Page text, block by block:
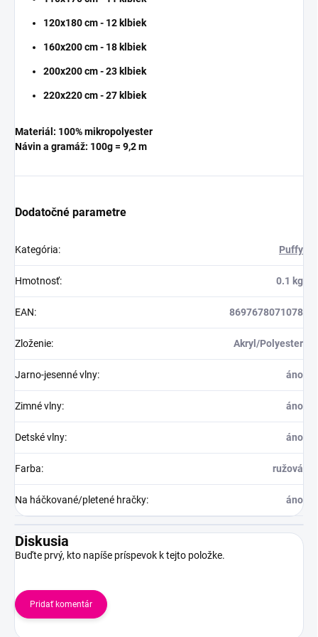
120x180 cm - 12 klbiek
160x200 cm - 18 klbiek
200x200 cm - 23 klbiek
220x220 cm - 27 klbiek
Materiál: 100%mikropolyester
Návin a gramáž: 100g = 9,2 m
Dodatočné parametre
Kategória: Puffy
Hmotnosť: 0.1 kg
EAN: 8697678071078
Zloženie: Akryl/Polyester
Jarno-jesenné vlny: áno
Zimné vlny: áno
Detské vlny: áno
Farba: ružová
Na háčkované/pletené hračky: áno
Diskusia
Buďte prvý, kto napíše príspevok k tejto položke.
Pridať komentár